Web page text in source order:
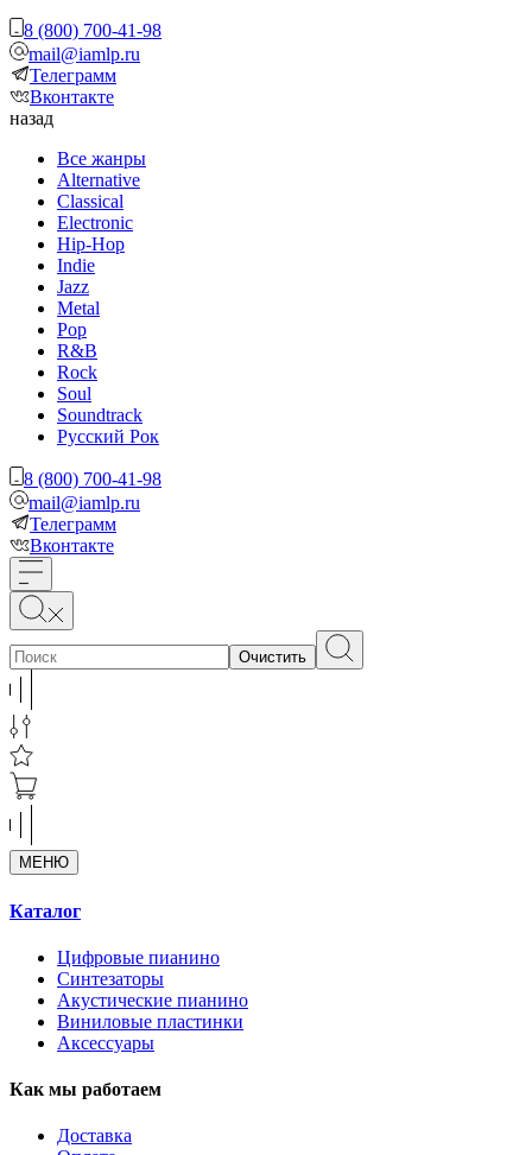
8 (800) 700-41-98
mail@iamlp.ru
Телеграмм
Вконтакте
назад
Все жанры
Alternative
Classical
Electronic
Hip-Hop
Indie
Jazz
Metal
Pop
R&B
Rock
Soul
Soundtrack
Русский Рок
8 (800) 700-41-98
mail@iamlp.ru
Телеграмм
Вконтакте
Очистить
МЕНЮ
Каталог
Цифровые пианино
Синтезаторы
Акустические пианино
Виниловые пластинки
Аксессуары
Как мы работаем
Доставка